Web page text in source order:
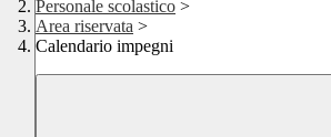
Personale scolastico >
Area riservata >
Calendario impegni